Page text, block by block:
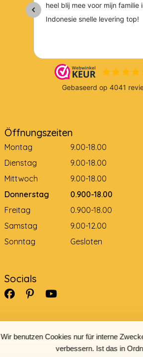
Wir benutzen Cookies nur für interne
verbessern. Ist das in
Öffnungszeiten
Montag
9.00-18.00
Dienstag
9.00-18.00
Mittwoch
9.00-18.00
Donnerstag
0.900-18.00
Freitag
0.900-18.00
Samstag
9.00-12.00
Sonntag
Gesloten
Socials